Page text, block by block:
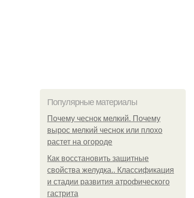
Популярные материалы
Почему чеснок мелкий. Почему
вырос мелкий чеснок или плохо
растет на огороде
Как восстановить защитные
свойства желудка.. Классификация
и стадии развития атрофического
гастрита